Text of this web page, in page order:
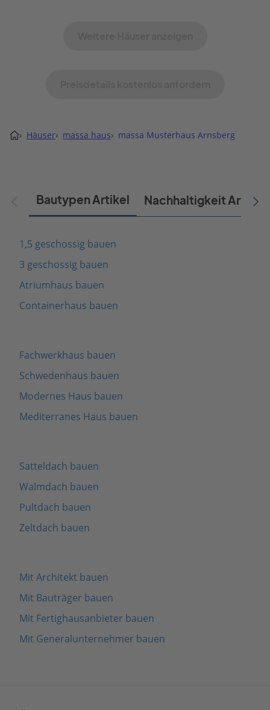
› Häuser› massa haus› massa Musterhaus Arnsberg
Bautypen Artikel Nachhaltigkeit Artikel
1,5 geschossig bauen
3 geschossig bauen
Atriumhaus bauen
Containerhaus bauen
Fachwerkhaus bauen
Schwedenhaus bauen
Modernes Haus bauen
Mediterranes Haus bauen
Satteldach bauen
Walmdach bauen
Pultdach bauen
Zeltdach bauen
Mit Architekt bauen
Mit Bauträger bauen
Mit Fertighausanbieter bauen
Mit Generalunternehmer bauen